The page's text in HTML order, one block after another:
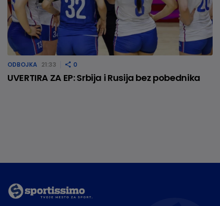
ODBOJKA 21:33 0
UVERTIRA ZA EP: Srbija i Rusija bez pobednika